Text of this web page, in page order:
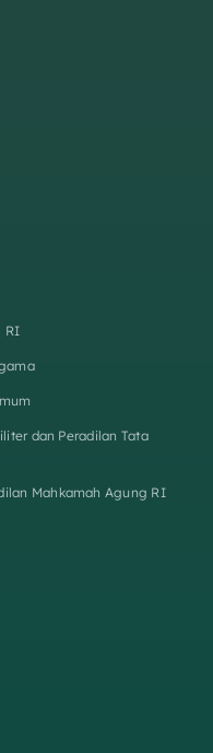
RI
dan Peradilan Tata
Mahkamah Agung RI